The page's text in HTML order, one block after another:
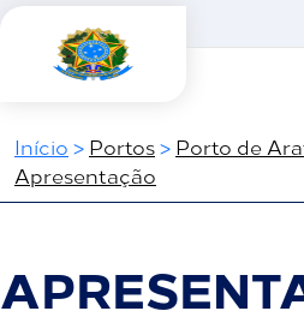
Início > Portos> Porto de
Apresentação